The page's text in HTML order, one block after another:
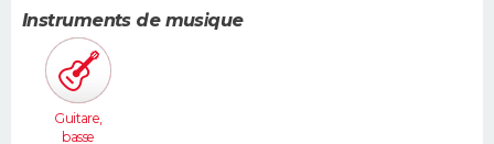
Instruments de musique
Guitare,
basse